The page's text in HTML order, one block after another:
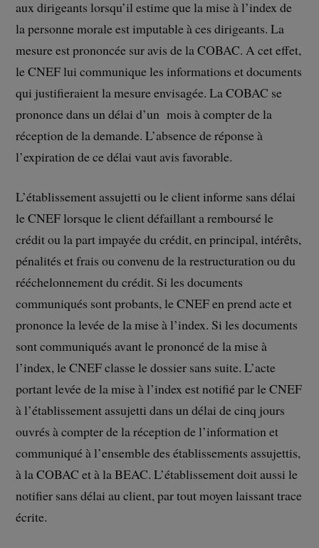
aux dirigeants lorsqu’il estime que la mise à l’index de
la personne morale est imputable à ces dirigeants. La
mesure est prononcée sur avis de la COBAC. A cet effet,
le CNEF lui communique les informations et documents
qui justifieraient la mesure envisagée. La COBAC se
prononce dans un délai d’un mois à compter de la
réception de la demande. L’absence de réponse à
l’expiration de ce délai vaut avis favorable.
L’établissement assujetti ou le client informe sans délai
le CNEF lorsque le client défaillant a remboursé le
crédit ou la part impayée du crédit, en principal, intérêts,
pénalités et frais ou convenu de la restructuration ou du
rééchelonnement du crédit. Si les documents
communiqués sont probants, le CNEF en prend acte et
prononce la levée de la mise à l’index. Si les documents
sont communiqués avant le prononcé de la mise à
l’index, le CNEF classe le dossier sans suite. L’acte
portant levée de la mise à l’index est notifié par le CNEF
à l’établissement assujetti dans un délai de cinq jours
ouvrés à compter de la réception de l’information et
communiqué à l’ensemble des établissements assujettis,
à la COBAC et à la BEAC. L’établissement doit aussi le
notifier sans délai au client, par tout moyen laissant trace
écrite.